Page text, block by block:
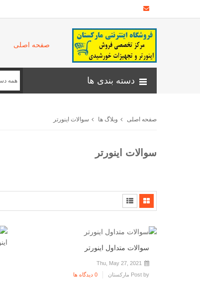
صفحه اصلی
دسته بندی ها
صفحه اصلی وبلاگ ها سوالات اینورتر
سوالات اینورتر
سوالات متداول اینورتر
Thu, May 27, 2021
0 دیدگاه ها
Post by مارکستان